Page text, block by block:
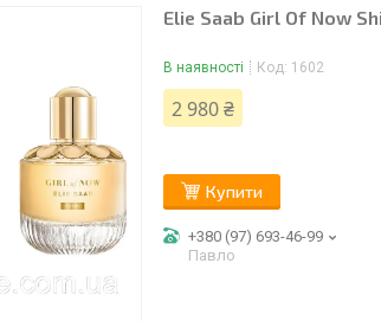
Elie Saab Girl Of Now
В наявності Код: 1602
2 980 ₴
Купити
+380 (97) 693-46-99
Павло